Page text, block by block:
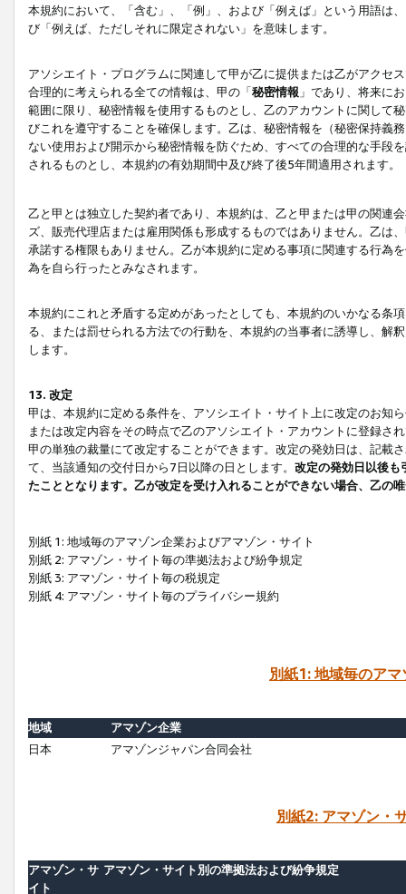
本規約において、「含む」、「例」、および「例えば」という用語は
び「例えば、ただしそれに限定されない」を意味します。
アソシエイト・プログラムに関連して甲が乙に提供または乙がアクセ
合理的に考えられる全ての情報は、甲の「秘密情報 」であり、将来に
範囲に限り、秘密情報を使用するものとし、乙のアカウントに関して
びこれを遵守することを確保します。乙は、秘密情報を（秘密保持義
ない使用および開示から秘密情報を防ぐため、すべての合理的な手段
されるものとし、本規約の有効期間中及び終了後5年間適用されます。
乙と甲とは独立した契約者であり、本規約は、乙と甲または甲の関連
ズ、販売代理店または雇用関係も形成するものではありません。乙は
承諾する権限もありません。乙が本規約に定める事項に関連する行為
為を自ら行ったとみなされます。
本規約にこれと矛盾する定めがあったとしても、本規約のいかなる条
る、または罰せられる方法での行動を、本規約の当事者に誘導し、解
します。
13. 改定
甲は、本規約に定める条件を、アソシエイト・サイト上に改定のお知
または改定内容をその時点で乙のアソシエイト・アカウントに登録さ
甲の単独の裁量にて改定することができます。改定の発効日は、記載
て、当該通知の交付日から7日以降の日とします。 改定の発効日以後も
たこととなります。乙が改定を受け入れることができない場合、乙の
別紙 1: 地域毎のアマゾン企業およびアマゾン・サイト
別紙 2: アマゾン・サイト毎の準拠法および紛争規定
別紙 3: アマゾン・サイト毎の税規定
別紙 4: アマゾン・サイト毎のプライバシー規約
別紙1: 地域毎のア
地域
アマゾン企業
日本
アマゾンジャパン合同会社
別紙2: アマゾン・
アマゾン・サ
イト
アマゾン・サイト別の準拠法および紛争規定